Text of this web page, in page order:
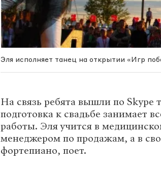
Эля исполняет танец на открытии «Игр
На связь ребята вышли по Skype
подготовка к свадьбе занимает
работы. Эля учится в
менеджером по продажам, а в
фортепиано, поет.